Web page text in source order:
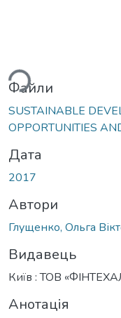
Файли
SUSTAINABLE
OPPORTUNITIES
Дата
2017
Автори
Глущенко, Ольга
Видавець
Київ : ТОВ
Анотація